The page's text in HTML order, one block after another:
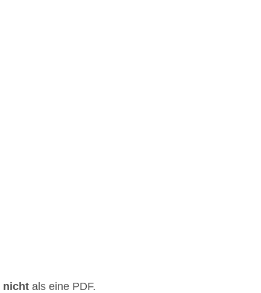
nicht als eine PDF.